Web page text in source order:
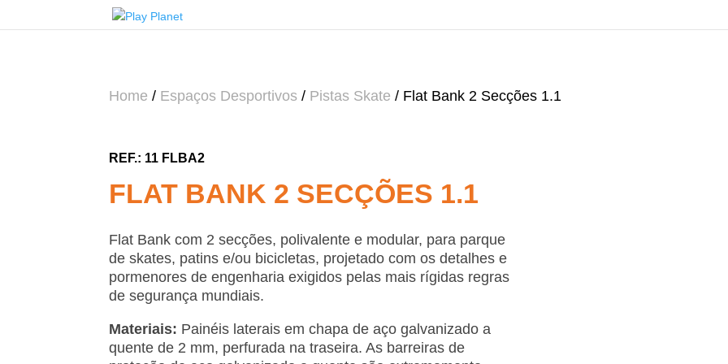
Home / Espaços Desportivos / Pistas Skate / Flat Bank 2 Secções 1.1
11 FLBA2
FLAT BANK 2 SECÇÕES 1.1
Flat Bank com 2 secções, polivalente e modular, para parque
de skates, patins e/ou bicicletas, projetado com os detalhes e
pormenores de engenharia exigidos pelas mais rígidas regras
de segurança mundiais.
Materiais: Painéis laterais em chapa de aço galvanizado a
quente de 2 mm, perfurada na traseira. As barreiras de